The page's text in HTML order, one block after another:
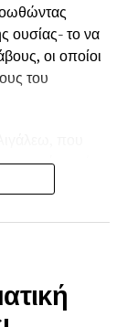
ουσίας- το να
οι οποίοι
του
φτάνει μέχρι
Δαφνίου,
για τις
κτλ. Και
συνέβαλαν
ώρα οι